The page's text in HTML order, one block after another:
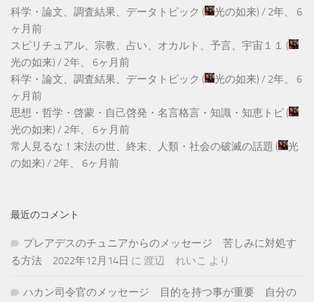
科学・論文、調査結果、データトピック ( 光の如来) / 2年、 6
ヶ月前
スピリチュアル、宗教、占い、オカルト、予言、宇宙１１ (
光の如来) / 2年、 6ヶ月前
科学・論文、調査結果、データトピック ( 光の如来) / 2年、 6
ヶ月前
思想・哲学・啓蒙・自己啓発・名言格言・知識・知恵トピ (
光の如来) / 2年、 6ヶ月前
常人見るな！末法の世、終末、人類・社会の破滅の話題 (
光
の如来) / 2年、 6ヶ月前
最近のコメント
プレアデスのチュニアからのメッセージ 苦しみに対処す
る方法 2022年12月14日 に 渡辺 れいこ より
ハカン司令官のメッセージ 目的を持つ事が重要 自分の